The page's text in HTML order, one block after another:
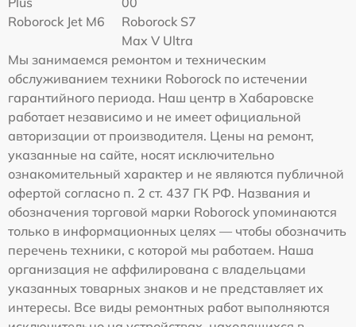
Roborock Jet M6
Roborock S7
Max V Ultra
Мы занимаемся ремонтом и техническим
обслуживанием техники Roborock по истечении
гарантийного периода. Наш центр в Хабаровске
работает независимо и не имеет официальной
авторизации от производителя. Цены на ремонт,
указанные на сайте, носят исключительно
ознакомительный характер и не являются публичной
офертой согласно п. 2 ст. 437 ГК РФ. Названия и
обозначения торговой марки Roborock упоминаются
только в информационных целях — чтобы обозначить
перечень техники, с которой мы работаем. Наша
организация не аффилирована с владельцами
указанных товарных знаков и не представляет их
интересы. Все виды ремонтных работ выполняются